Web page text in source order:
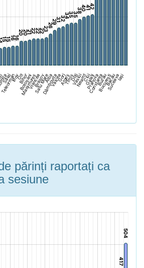
părinți raportați ca
sesiune